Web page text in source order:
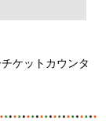
ケットカウンタ